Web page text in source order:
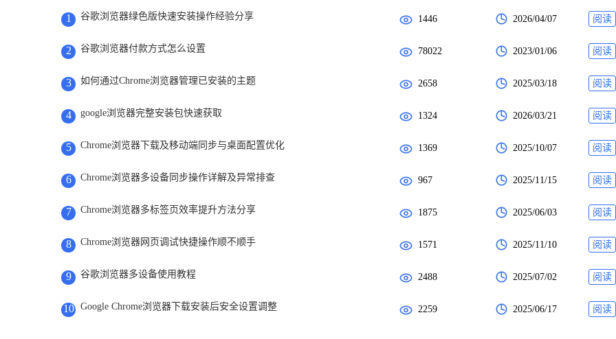
1 谷歌浏览器绿色版快速安装操作经验分享 1446 2026/04/07 阅读
2 谷歌浏览器付款方式怎么设置 78022 2023/01/06 阅读
3 如何通过Chrome浏览器管理已安装的主题 2658 2025/03/18 阅读
4 google浏览器完整安装包快速获取 1324 2026/03/21 阅读
5 Chrome浏览器下载及移动端同步与桌面配置优化 1369 2025/10/07 阅读
6 Chrome浏览器多设备同步操作详解及异常排查 967 2025/11/15 阅读
7 Chrome浏览器多标签页效率提升方法分享 1875 2025/06/03 阅读
8 Chrome浏览器网页调试快捷操作顺不顺手 1571 2025/11/10 阅读
9 谷歌浏览器多设备使用教程 2488 2025/07/02 阅读
10 Google Chrome浏览器下载安装后安全设置调整 2259 2025/06/17 阅读